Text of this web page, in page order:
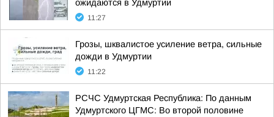
ожидаются в Удмуртии
11:27
Грозы, шквалистое усиление ветра, сильные
дожди в Удмуртии
11:22
РСЧС Удмуртская Республика: По данным
Удмуртского ЦГМС: Во второй половине